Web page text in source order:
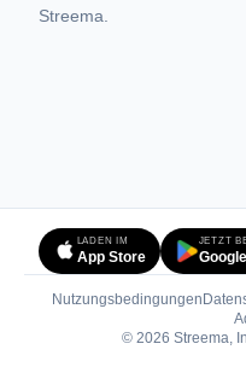
Streema.
LADEN IM
App Store
JETZT
Nutzungsbedingungen
© 2026 Streema,